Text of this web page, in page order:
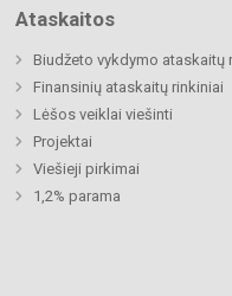
Ataskaitos
Biudžeto vykdymo ataskaitų
Finansinių ataskaitų rinkiniai
Lėšos veiklai viešinti
Projektai
Viešieji pirkimai
1,2% parama